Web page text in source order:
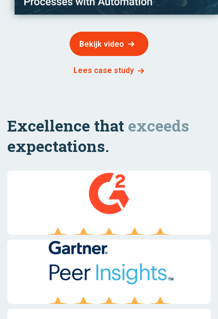
Bekijk video
Lees case study
Excellence that exceeds
expectations.